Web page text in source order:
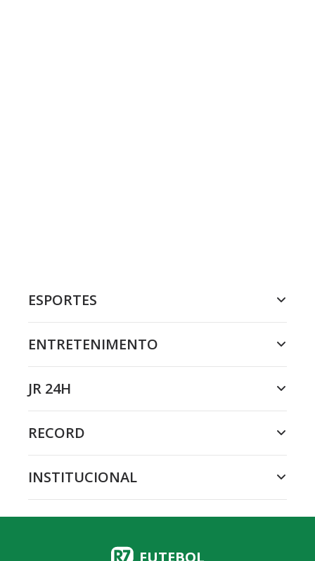
ESPORTES
ENTRETENIMENTO
JR 24H
RECORD
INSTITUCIONAL
FUTEBOL